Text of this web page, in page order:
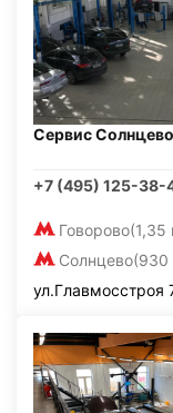
Сервис Солнцево
+7 (495) 125-38-
Говорово(1,35
Солнцево(930
ул.Главмосстроя